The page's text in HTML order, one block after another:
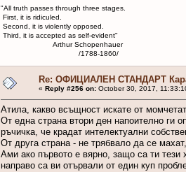
"All truth passes through three stages.
First, it is ridiculed.
Second, it is violently opposed.
Third, it is accepted as self-evident"
Arthur Schopenhauer
/1788-1860/
Re: ОФИЦИАЛЕН СТАНДАРТ
« Reply #256 on:October 30, 2017,
Атила, какво всъщност искате от
От една страна втори ден напоително ги
ръчичка, че крадат интелектуални
От друга страна - не трябвало да се
Ами ако първото е вярно, защо са ти
направо са ви отървали от един куп